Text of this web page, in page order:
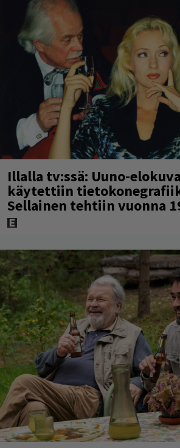
Illalla tv:ssä: Uuno-
käytettiin
Sellainen tehtiin vuonna